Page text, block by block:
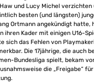
und Lucy Michel
besten (und längsten)
Ortmann angekündigt hatte,
ihren Kader mit einigen U16-
sich das Fehlen von
Die 17jährige, die auch
Bundesliga spielt, bekam
die „Freigabe“